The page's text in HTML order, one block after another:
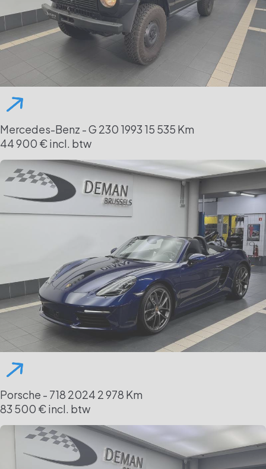
Mercedes-Benz - G 230 1993 15 535 Km
44 900 € incl. btw
Porsche - 718 2024 2 978 Km
83 500 € incl. btw